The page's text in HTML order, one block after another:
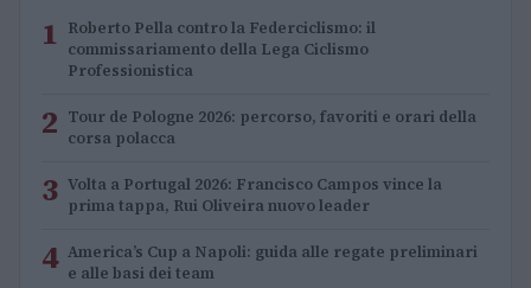
1 Roberto Pella contro la Federciclismo: il
commissariamento della Lega Ciclismo
Professionistica
2 Tour de Pologne 2026: percorso, favoriti e orari della
corsa polacca
3 Volta a Portugal 2026: Francisco Campos vince la
prima tappa, Rui Oliveira nuovo leader
4 America’s Cup a Napoli: guida alle regate preliminari
e alle basi dei team